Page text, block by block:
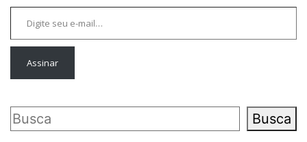
Digite seu e-mail…
Assinar
Pesquisar Busca